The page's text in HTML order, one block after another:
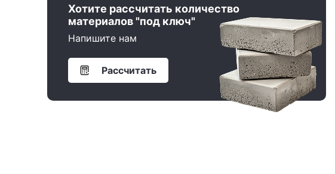
Хотите рассчитать количество
материалов "под ключ"
Напишите нам
Рассчитать